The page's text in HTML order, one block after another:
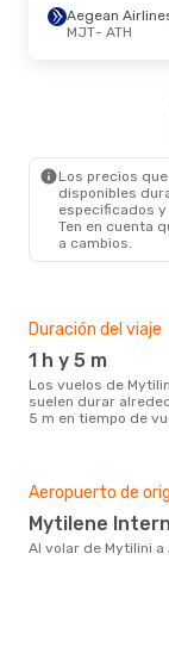
Aegean
MJT- ATH
Los precios
disponibles
especificados
Ten en cuenta
a cambios.
Duración del viaje
1 h y 5 m
Los vuelos de Mytilini a Atenas
suelen durar
5 m en tiempo de
Aeropuerto de
Mytilene
Al volar de Mytilini